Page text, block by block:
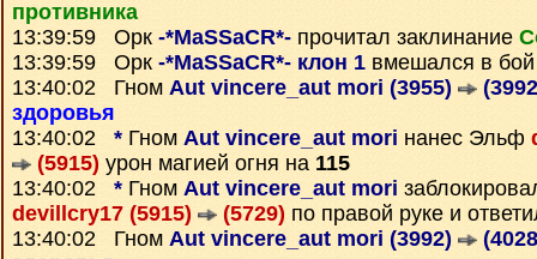
противника
13:39:59 Орк -*MaSSaCR*- прочитал заклинание
13:39:59 Орк -*MaSSaCR*- клон 1 вмешался в бой
13:40:02 Гном Aut vincere_aut mori (3955)
здоровья
13:40:02 * Гном Aut vincere_aut mori нанес Эльф
(5915) урон магией огня на 115
13:40:02 * Гном Aut vincere_aut mori
devillcry17 (5915)
(5729) по правой руке и
13:40:02 Гном Aut vincere_aut mori (3992)